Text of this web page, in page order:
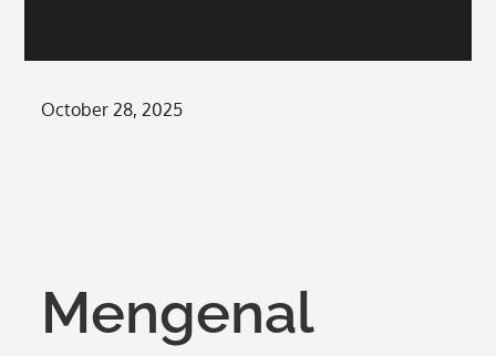
Posted
October 28, 2025
Mengenal